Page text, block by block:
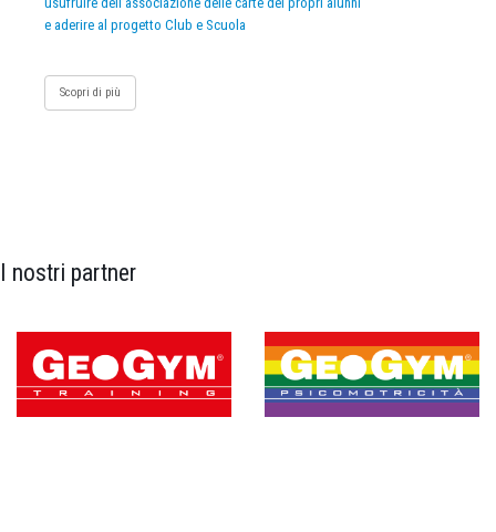
e aderire al progetto Club e Scuola
Scopri di più
I nostri partner